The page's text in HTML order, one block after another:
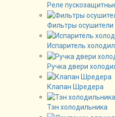
Реле
Фильтры осушители
Испаритель
Ручка двери
Клапан Шредера
Тэн холодильника